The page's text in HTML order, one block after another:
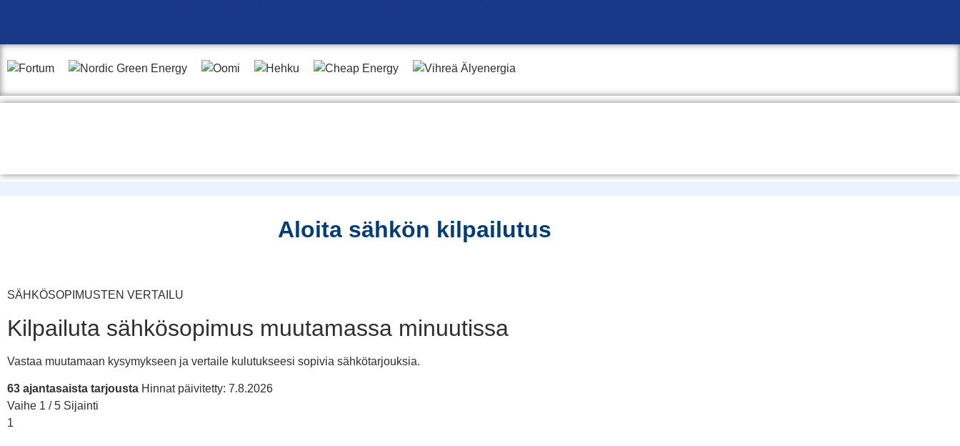
Aloita sähkön kilpailutus
SÄHKÖSOPIMUSTEN VERTAILU
Kilpailuta sähkösopimus muutamassa minuutissa
Vastaa muutamaan kysymykseen ja vertaile kulutukseesi sopivia sähkötarjouksia.
63 ajantasaista tarjousta Hinnat päivitetty: 7.8.2026
Vaihe 1 / 5 Sijainti
1